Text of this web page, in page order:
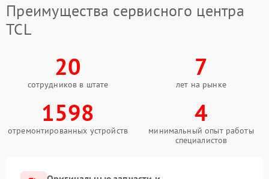
Преимущества сервисного центра
TCL
20
сотрудников в штате
7
лет на рынке
1598
отремонтированных устройств
4
минимальный опыт работы
специалистов